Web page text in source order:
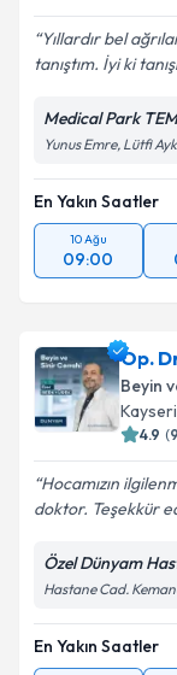
Yıllardır bel
tanıştım. İyi ki
Medical Park
Yunus Emre, Lütfi
En Yakın Saatler
10 Ağu
09:00
Op.
Beyin
Kayseri
4.9 (9
Hocamızın
doktor. Teşekkür
Özel Dünyam
Hastane Cad.
En Yakın Saatler